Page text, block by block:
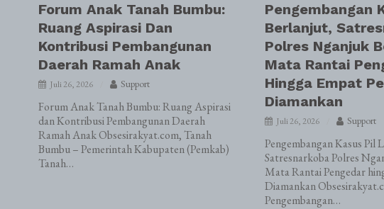
Forum Anak Tanah Bumbu:
Ruang Aspirasi Dan
Kontribusi Pembangunan
Daerah Ramah Anak
Juli 26, 2026 Support
Forum Anak Tanah Bumbu: Ruang Aspirasi
dan Kontribusi Pembangunan Daerah
Ramah Anak Obsesirakyat.com, Tanah
Bumbu – Pemerintah Kabupaten (Pemkab)
Tanah…
Pengembangan
Berlanjut,
Polres Nganjuk
Mata Rantai
Hingga Empat
Diamankan
Juli 26, 2026 Support
Pengembangan Kasus Pil
Satresnarkoba Polres
Mata Rantai Pengedar
Diamankan
Pengembangan…